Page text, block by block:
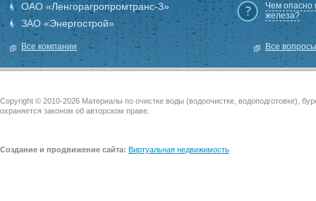
ОАО «Ленгорагропромтранс-3»
ЗАО «Энергострой»
Все компании
Чем опасно
железа?
Все вопросы
Copyright © 2010-2026 Материалы по очистке воды (водоочистке, водоподготовке),
охраняется законом об авторском праве.
Создание и продвижение сайта: Виртуальная недвижимость